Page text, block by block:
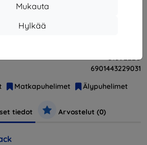
Mukauta
Hylkää
vaihtoehdot
51092LEU
6901443229031
Matkapuhelimet Älypuhelimet
tiedot Arvostelut (0)